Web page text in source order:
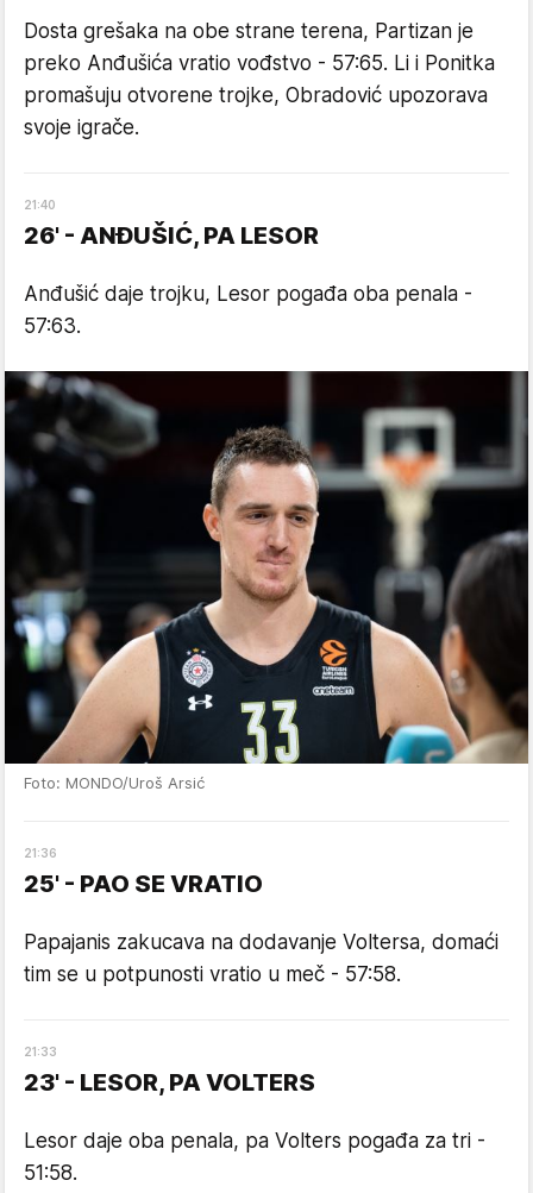
Dosta grešaka na obe strane terena, Partizan je
preko Anđušića vratio vođstvo - 57:65. Li i Ponitka
promašuju otvorene trojke, Obradović upozorava
svoje igrače.
21:40
26' - ANĐUŠIĆ, PA LESOR
Anđušić daje trojku, Lesor pogađa oba penala -
57:63.
Foto: MONDO/Uroš Arsić
21:36
25' - PAO SE VRATIO
Papajanis zakucava na dodavanje Voltersa, domaći
tim se u potpunosti vratio u meč - 57:58.
21:33
23' - LESOR, PA VOLTERS
Lesor daje oba penala, pa Volters pogađa za tri -
51:58.